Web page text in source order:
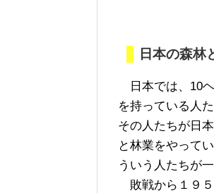
日本の森林
日本では、10
を持っている人
その人たちが日
と林業をやって
ういう人たちが
敗戦から１９５